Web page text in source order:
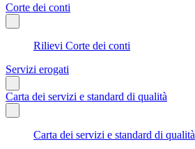
Corte dei conti
Rilievi Corte dei conti
Servizi erogati
Carta dei servizi e standard di qualità
Carta dei servizi e standard di qualità